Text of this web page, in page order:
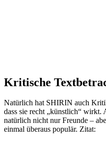
Kritische
Natürlich hat SHIRIN auch
dass sie recht „künstlich“ wirkt.
natürlich nicht nur Freunde –
einmal überaus populär. Zitat: